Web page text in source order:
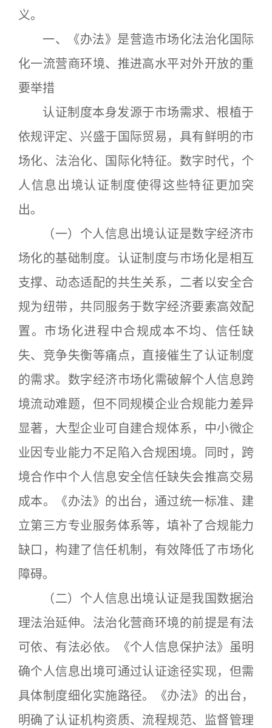
义。
一、《办法》是营造市场化法治化国际
化一流营商环境、推进高水平对外开放的重
要举措
认证制度本身发源于市场需求、根植于
依规评定、兴盛于国际贸易，具有鲜明的市
场化、法治化、国际化特征。数字时代，个
人信息出境认证制度使得这些特征更加突
出。
（一）个人信息出境认证是数字经济市
场化的基础制度。认证制度与市场化是相互
支撑、动态适配的共生关系，二者以安全合
规为纽带，共同服务于数字经济要素高效配
置。市场化进程中合规成本不均、信任缺
失、竞争失衡等痛点，直接催生了认证制度
的需求。数字经济市场化需破解个人信息跨
境流动难题，但不同规模企业合规能力差异
显著，大型企业可自建合规体系，中小微企
业因专业能力不足陷入合规困境。同时，跨
境合作中个人信息安全信任缺失会推高交易
成本。《办法》的出台，通过统一标准、建
立第三方专业服务体系等，填补了合规能力
缺口，构建了信任机制，有效降低了市场化
障碍。
（二）个人信息出境认证是我国数据治
理法治延伸。法治化营商环境的前提是有法
可依、有法必依。《个人信息保护法》虽明
确个人信息出境可通过认证途径实现，但需
具体制度细化实施路径。《办法》的出台，
明确了认证机构资质、流程规范、监督管理